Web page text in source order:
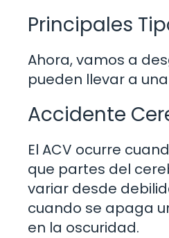
Principales
Ahora, vamos a
pueden llevar a
Accidente
El ACV ocurre
que partes del
variar desde
cuando se apaga
en la oscuridad.